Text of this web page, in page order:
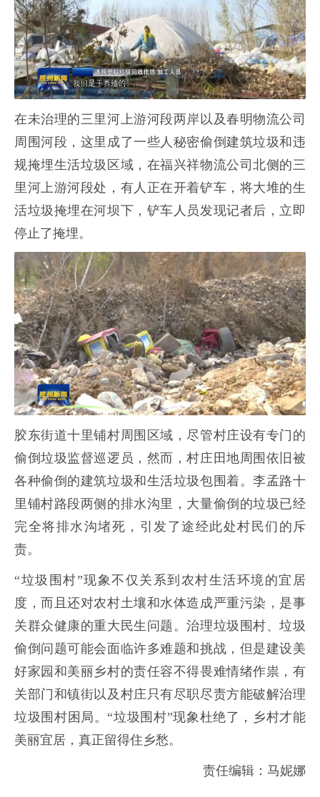
在未治理的三里河上游河段两岸以及春明物流公司
周围河段，这里成了一些人秘密偷倒建筑垃圾和违
规掩埋生活垃圾区域，在福兴祥物流公司北侧的三
里河上游河段处，有人正在开着铲车，将大堆的生
活垃圾掩埋在河坝下，铲车人员发现记者后，立即
停止了掩埋。
胶东街道十里铺村周围区域，尽管村庄设有专门的
偷倒垃圾监督巡逻员，然而，村庄田地周围依旧被
各种偷倒的建筑垃圾和生活垃圾包围着。李孟路十
里铺村路段两侧的排水沟里，大量偷倒的垃圾已经
完全将排水沟堵死，引发了途经此处村民们的斥
责。
“垃圾围村”现象不仅关系到农村生活环境的宜居
度，而且还对农村土壤和水体造成严重污染，是事
关群众健康的重大民生问题。治理垃圾围村、垃圾
偷倒问题可能会面临许多难题和挑战，但是建设美
好家园和美丽乡村的责任容不得畏难情绪作祟，有
关部门和镇街以及村庄只有尽职尽责方能破解治理
垃圾围村困局。“垃圾围村”现象杜绝了，乡村才能
美丽宜居，真正留得住乡愁。
责任编辑：马妮娜